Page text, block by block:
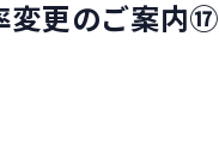
変更のご案内⑰